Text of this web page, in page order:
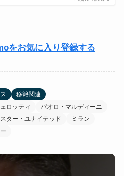
をお気に入り登録する
移籍関連
ロッティ
パオロ・マルディーニ
ター・ユナイテッド
ミラン